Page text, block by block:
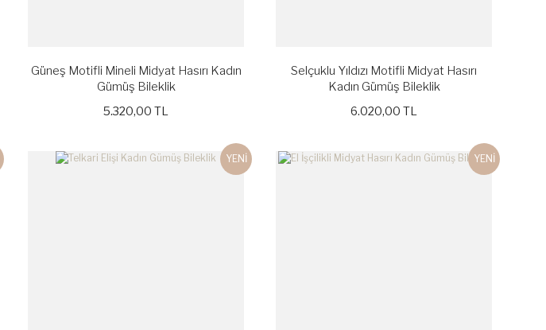
Güneş Motifli Mineli Midyat Hasırı Kadın
Gümüş Bileklik
5.320,00 TL
Selçuklu Yıldızı Motifli Midyat Hasırı
Kadın Gümüş Bileklik
6.020,00 TL
YENİ YENİ